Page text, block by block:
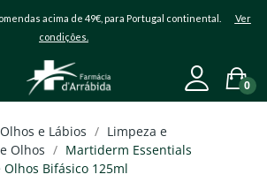
acima de 49€, para Portugal continental. Ver
condições.
0
Olhos e Lábios
Limpeza e
Olhos
Martiderm Essentials
Bifásico 125ml